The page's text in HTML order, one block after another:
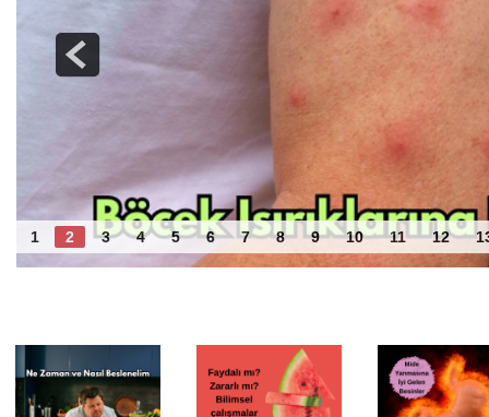
1 2 3 4 5 6 7 8 9 10 11 12
Yaz Aylarında Böcek Isırıkları ve Arı